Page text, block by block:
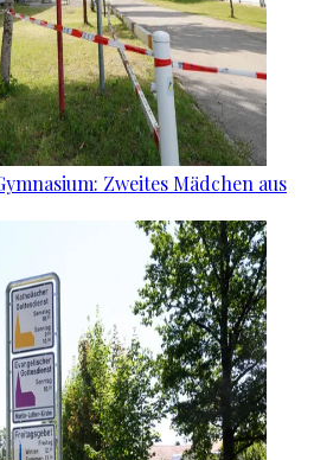
Zweites Mädchen aus